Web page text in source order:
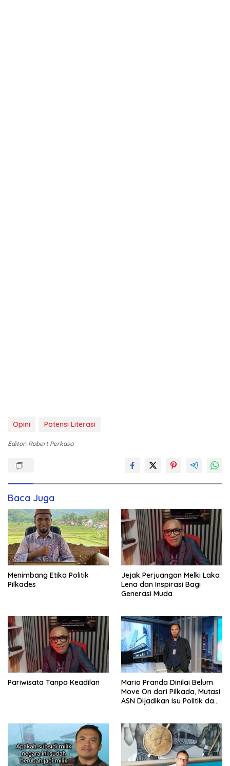
Opini Potensi Literasi
Editor: Robert Perkasa
Baca Juga
Menimbang Etika Politik
Pilkades
Jejak Perjuangan Melki Laka
Lena dan Inspirasi Bagi
Generasi Muda
Pariwisata Tanpa Keadilan
‎Mario Pranda Dinilai Belum
Move On dari Pilkada, Mutasi
ASN Dijadikan Isu Politik dan